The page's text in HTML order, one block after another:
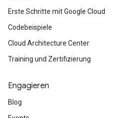
Erste Schritte mit Google Cloud
Codebeispiele
Cloud Architecture Center
Training und Zertifizierung
Engagieren
Blog